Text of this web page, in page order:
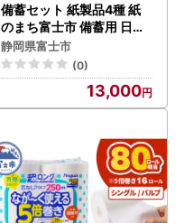
備蓄セット 紙製品4種 紙
のまち富士市 備蓄用 日用
品 詰合せ セット ウエット
ティッシュ 6倍巻きトイレ
ットペーパー ペーパータ
オル ティッシュペーパー
非常時 災害 防災 備蓄 消耗
2-415]
静岡県富士市
(0)
13,000